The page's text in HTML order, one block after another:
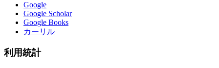
Google
Google Scholar
Google Books
カーリル
利用統計